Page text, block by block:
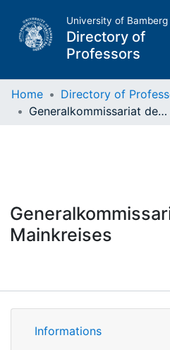
University of Bamberg
Directory of
Professors
Corporations
Home Directory of
Generalkommissariat des Mainkreises
Mainkreises
Informations